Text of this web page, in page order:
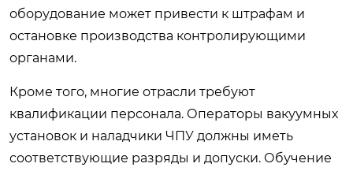
оборудование может привести к штрафам и
остановке производства контролирующими
органами.
Кроме того, многие отрасли требуют
квалификации персонала. Операторы вакуумных
установок и наладчики ЧПУ должны иметь
соответствующие разряды и допуски. Обучение